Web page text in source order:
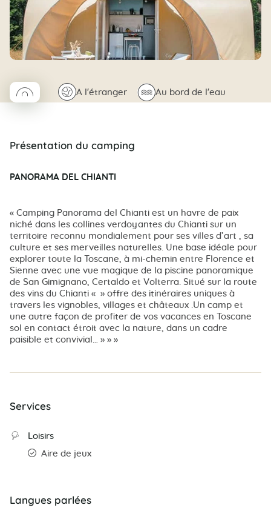
◯Coco rond🌍A l'étranger 🌊Au bord de l'eau
Présentation du camping
PANORAMA DEL CHIANTI
« Camping Panorama del Chianti est un havre de paix
niché dans les collines verdoyantes du Chianti sur un
territoire reconnu mondialement pour ses villes d’art , sa
culture et ses merveilles naturelles. Une base idéale pour
explorer toute la Toscane, à mi-chemin entre Florence et
Sienne avec une vue magique de la piscine panoramique
de San Gimignano, Certaldo et Volterra. Situé sur la route
des vins du Chianti « » offre des itinéraires uniques à
travers les vignobles, villages et châteaux .Un camp et
une autre façon de profiter de vos vacances en Toscane
sol en contact étroit avec la nature, dans un cadre
paisible et convivial… » » »
Services
Loisirs
Aire de jeux
Langues parlées